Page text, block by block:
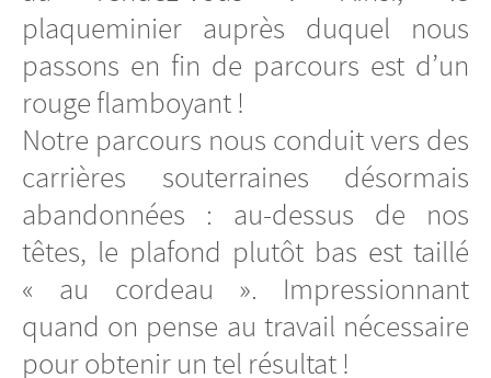
plaqueminier auprès duquel nous
passons en fin de parcours est d’un
rouge flamboyant !
Notre parcours nous conduit vers des
carrières souterraines désormais
abandonnées : au-dessus de nos
têtes, le plafond plutôt bas est taillé
« au cordeau ». Impressionnant
quand on pense au travail nécessaire
pour obtenir un tel résultat !